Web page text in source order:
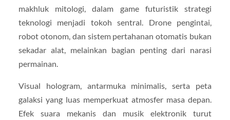
makhluk mitologi, dalam game futuristik strategi
teknologi menjadi tokoh sentral. Drone pengintai,
robot otonom, dan sistem pertahanan otomatis bukan
sekadar alat, melainkan bagian penting dari narasi
permainan.
Visual hologram, antarmuka minimalis, serta peta
galaksi yang luas memperkuat atmosfer masa depan.
Efek suara mekanis dan musik elektronik turut